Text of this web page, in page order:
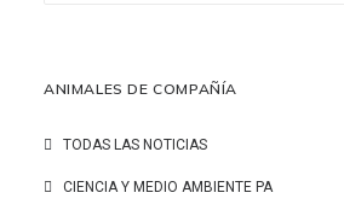
ANIMALES DE COMPAÑÍA
TODAS LAS NOTICIAS
CIENCIA Y MEDIO AMBIENTE PA